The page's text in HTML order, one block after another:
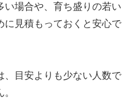
い場合や、育ち盛りの若い
に見積もっておくと安心で
、目安よりも少ない人数で